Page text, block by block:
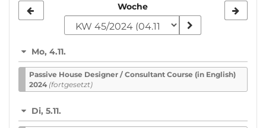
zur
auswählen
Woche
Mo, 4.11.
Passive House De­sign­er / Con­sult­ant Course (in English)
2024 (fortgesetzt)
Di, 5.11.